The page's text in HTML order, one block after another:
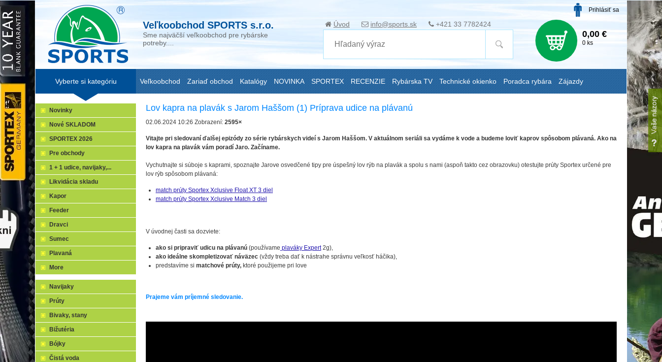
Veľkoobchod SPORTS s.r.o.
Sme najväčší veľkoobchod pre rybárske
potreby....
Úvod info@sports.sk +421 33 7782424
Prihlásiť sa
0,00 €
0 ks
Lov kapra na plavák s Jarom Haššom (1) Príprava udice na plávanú
02.06.2024 10:26 Zobrazení: 2595×
Vitajte pri sledovaní ďalšej epizódy zo série rybárskych videí s Jarom Haššom. V aktuálnom seriáli sa vydáme k vode a budeme loviť kaprov spôsobom plávaná. Ako na
lov kapra na plavák vám poradí Jaro. Začíname.
Vychutnajte si súboje s kaprami, spoznajte Jarove osvedčené tipy pre úspešný lov rýb na plavák a spolu s nami (aspoň takto cez obrazovku) otestujte prúty Sportex určené pre
lov rýb spôsobom plávaná:
match prúty Sportex Xclusive Float XT 3 diel
match prúty Sportex Xclusive Match 3 diel
V úvodnej časti sa dozviete:
ako si pripraviť udicu na plávanú (používame plaváky Expert2g),
ako ideálne skompletizovať náväzec (vždy treba dať k nástrahe správnu veľkosť háčika),
predstavíme si matchové prúty, ktoré použijeme pri love
Prajeme vám príjemné sledovanie.
Novinky
Nové SKLADOM
SPORTEX 2026
Pre obchody
1 + 1 udice, navijaky,...
Likvidácia skladu
Kapor
Feeder
Dravci
Sumec
Plavaná
More
Navijaky
Prúty
Bivaky, stany
Bižutéria
Bójky
Čistá voda
Vyberte si kategóriu Veľkoobchod Zariaď obchod Katalógy NOVINKA SPORTEX RECENZIE Rybárska TV Technické okienko Poradca rybára Zájazdy